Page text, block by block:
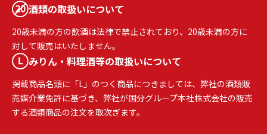
酒類の取扱いについて
20歳未満の方の飲酒は法律で禁止されており、20歳未満の方に
対して販売はいたしません。
みりん・料理酒等の取扱いについて
掲載商品名頭に「L」のつく商品につきましては、弊社の酒類販
売媒介業免許に基づき、弊社が国分グループ本社株式会社の販売
する酒類商品の注文を取次ぎます。